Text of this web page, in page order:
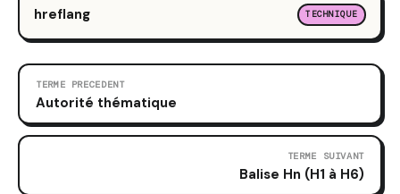
hreflang TECHNIQUE
TERME PRECEDENT
Autorité thématique
TERME SUIVANT
Balise Hn (H1 à H6)